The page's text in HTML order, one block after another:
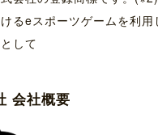
るeスポーツゲームを利用
して
会社概要